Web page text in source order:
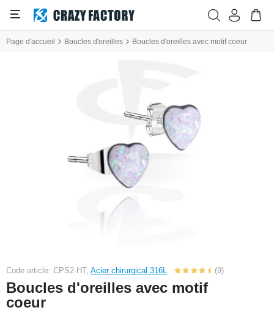
Page d'accueil Boucles d'oreilles Boucles d'oreilles avec motif coeur
Code article: CPS2-HT, Acier chirurgical 316L (9)
Boucles d'oreilles avec motif
coeur